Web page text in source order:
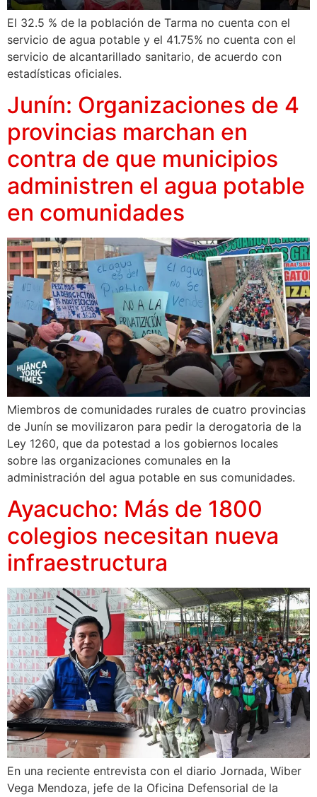
El 32.5 % de la población de Tarma no cuenta con el
servicio de agua potable y el 41.75% no cuenta con el
servicio de alcantarillado sanitario, de acuerdo con
estadísticas oficiales.
Junín: Organizaciones de 4
provincias marchan en
contra de que municipios
administren el agua potable
en comunidades
Miembros de comunidades rurales de cuatro provincias
de Junín se movilizaron para pedir la derogatoria de la
Ley 1260, que da potestad a los gobiernos locales
sobre las organizaciones comunales en la
administración del agua potable en sus comunidades.
Ayacucho: Más de 1800
colegios necesitan nueva
infraestructura
En una reciente entrevista con el diario Jornada, Wiber
Vega Mendoza, jefe de la Oficina Defensorial de la